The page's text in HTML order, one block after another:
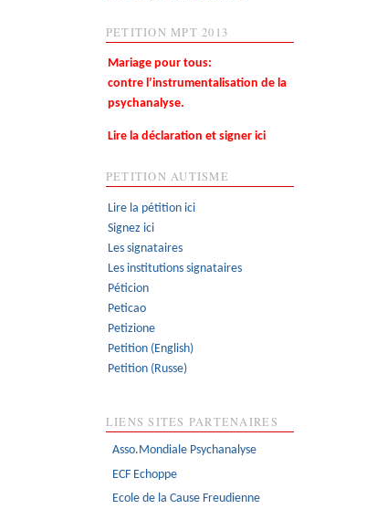
PETITION MPT 2013
Mariage pour tous:
contre l’instrumentalisation de la
psychanalyse.
Lire la déclaration et signer ici
PETITION AUTISME
Lire la pétition ici
Signez ici
Les signataires
Les institutions signataires
Péticion
Peticao
Petizione
Petition (English)
Petition (Russe)
LIENS SITES PARTENAIRES
Asso.Mondiale Psychanalyse
ECF Echoppe
Ecole de la Cause Freudienne